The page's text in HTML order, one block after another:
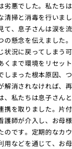
劣悪でした。私たち
清掃と消毒を行いま
て、息子さんは涙を
の懸念を伝えました
況に戻ってしまう可
くまで環境をリセッ
しまった根本原因、
解消されなければ、
、私たちは息子さん
携を取りました。片
護師が介入し、お母
のです。定期的なカ
用などを通じて、お